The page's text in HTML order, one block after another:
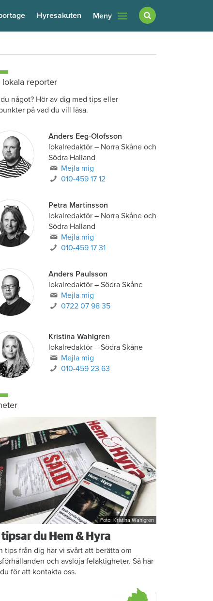
Hyresakuten Meny
lokala reporter
något? Hör av dig med tips eller
på vad du vill läsa.
Anders Eeg-Olofsson
lokalredaktör– Norra Skåne och
Södra Halland
Mejla mig
010-459 17 12
Petra Martinsson
lokalredaktör– Norra Skåne och
Södra Halland
Mejla mig
010-459 17 31
Anders Paulsson
lokalredaktör– Södra Skåne
Mejla mig
0722 07 98 35
Kristina Wahlgren
lokalredaktör– Södra Skåne
Mejla mig
010-459 23 63
Foto: Kristina Wahlgren
tipsar du Hem & Hyra
tips från dig har vi svårt att berätta om
och avslöja felaktigheter. Så här
för att kontakta oss.